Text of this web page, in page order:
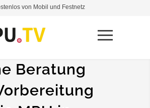
Beratung
von Mobil und Festnetz